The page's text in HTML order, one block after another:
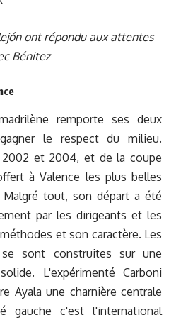
ont répondu aux attentes
Bénitez
remporte ses deux
le respect du milieu.
2002 et 2004, et de la coupe
à Valence les plus belles
tout, son départ a été
par les dirigeants et les
et son caractère. Les
sont construites sur une
L'expérimenté Carboni
Ayala une charnière centrale
c'est l'international